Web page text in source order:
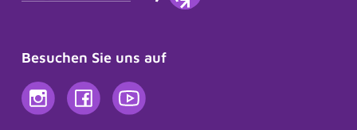
Besuchen Sie uns auf